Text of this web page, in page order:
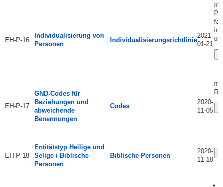
EH-P-16
Individualisierung von
Personen
Individualisierungsrichtlinie
2021-
01-21
in
EH-P-17
GND-Codes für
Beziehungen und
abweichende
Benennungen
Codes
2020-
11-05
EH-P-18
Entitätstyp Heilige und
Selige / Biblische
Personen
Biblische Personen
2020-
11-18